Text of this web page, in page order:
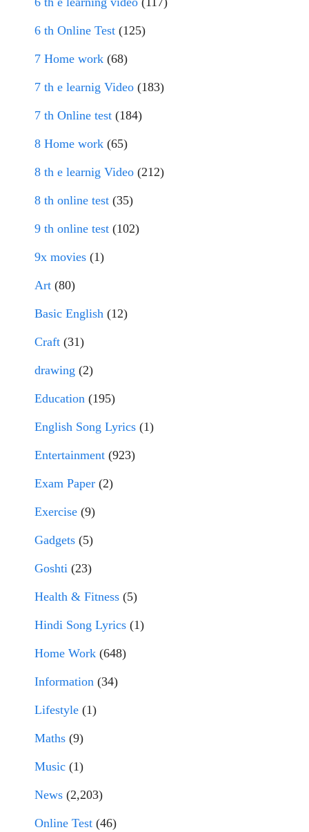
6 th Online Test (125)
7 Home work (68)
7 th e learnig Video (183)
7 th Online test (184)
8 Home work (65)
8 th e learnig Video (212)
8 th online test (35)
9 th online test (102)
9x movies (1)
Art (80)
Basic English (12)
Craft (31)
drawing (2)
Education (195)
English Song Lyrics (1)
Entertainment (923)
Exam Paper (2)
Exercise (9)
Gadgets (5)
Goshti (23)
Health & Fitness (5)
Hindi Song Lyrics (1)
Home Work (648)
Information (34)
Lifestyle (1)
Maths (9)
Music (1)
News (2,203)
Online Test (46)